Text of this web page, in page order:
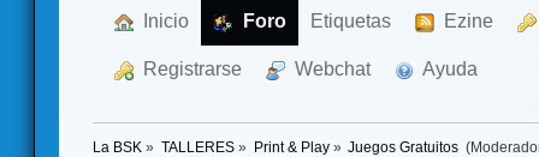
Inicio Foro Etiquetas Ezine
Registrarse Webchat Ayuda
La BSK » TALLERES» Print & Play» Juegos Gratuitos